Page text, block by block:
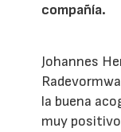
compañía.
Johannes
la buena
muy